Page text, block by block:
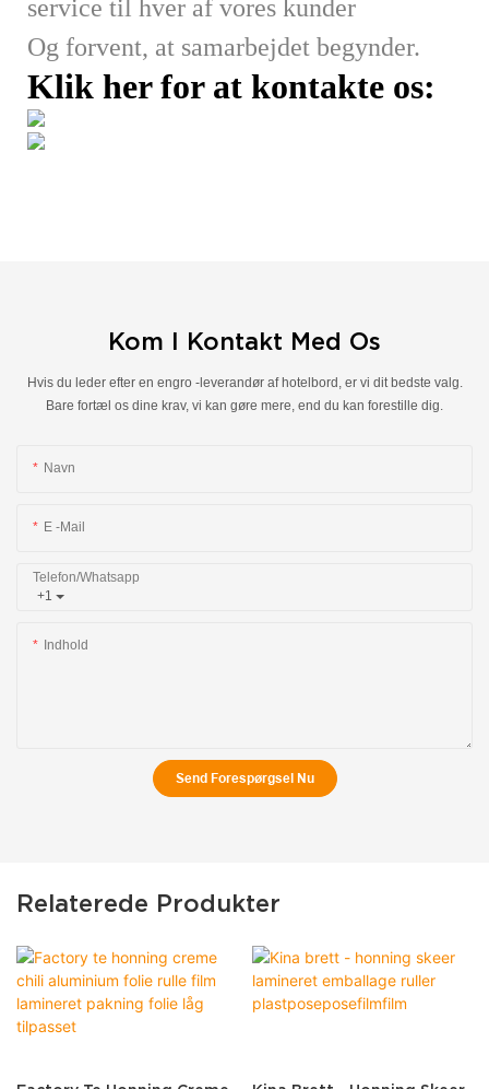
service til hver af vores kunder
Og forvent, at samarbejdet begynder.
Klik her for at kontakte os:
Kom I Kontakt Med Os
Hvis du leder efter en engro -leverandør af hotelbord, er vi dit bedste valg.
Bare fortæl os dine krav, vi kan gøre mere, end du kan forestille dig.
Navn
E -mail
+1
Telefon/whatsapp
Indhold
Send Forespørgsel Nu
Relaterede Produkter